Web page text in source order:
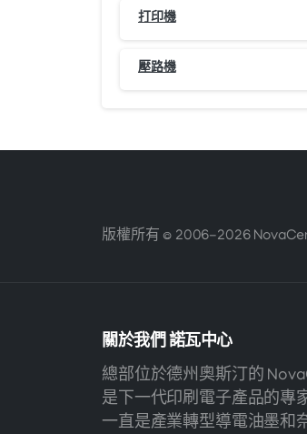
打印機
壓路機
版權所有 © 2006-2026
關於我們諾瓦中心
總部位於德州奧斯汀的
是下一代印刷電子產品的專
一直是產業轉型導電油墨和